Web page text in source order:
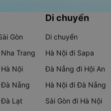
Gòn
Trang
Nội
Nẵng
Đà Lạt
Di chuyển
Di chuyển
Hà Nội đi Sapa
Đà Nẵng đi Hội An
Hà Nội đi Đà Nẵng
Sài Gòn đi Hà Nội